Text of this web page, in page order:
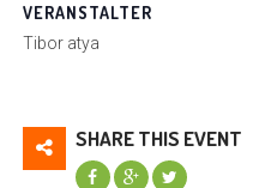
VERANSTALTER
Tibor atya
SHARE THIS EVENT